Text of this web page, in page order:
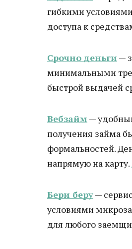
гибкими
доступа к
Срочно деньги —
минимальными
быстрой выдачей
Вебзайм —
получения займа
формальностей.
напрямую на карту.
Бери беру—
условиями
для любого